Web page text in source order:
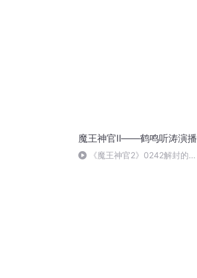
魔王神官Ⅱ——鹤鸣听涛演播
《魔王神官2》0242解封的圣